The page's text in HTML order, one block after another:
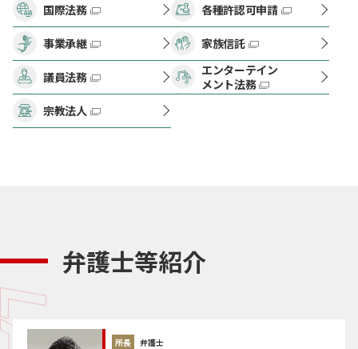
国際法務 各種許認可申請
事業承継 家族信託
議員法務
エンターテイン
メント法務
宗教法人
弁護士等紹介
所長 弁護士